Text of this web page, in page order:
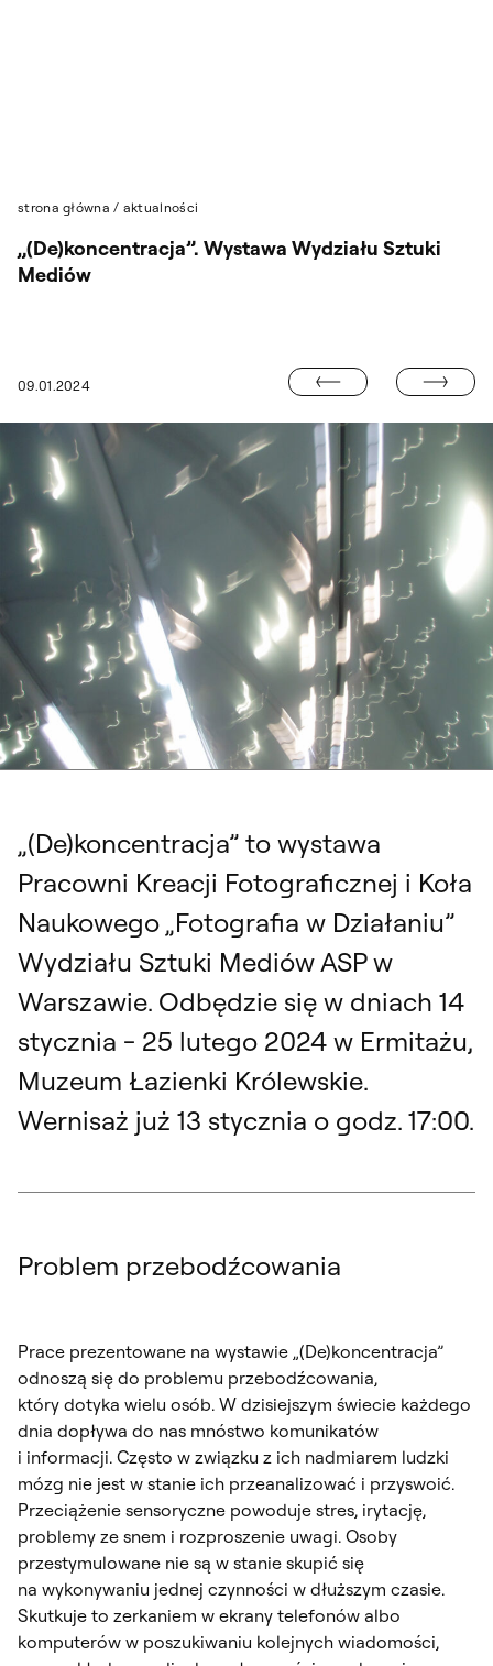
strona główna / aktualności
09.01.2024
„(De)koncentracja”. Wystawa Wydziału Sztuki
Mediów
NASZEJ PAMIĘCI” / „THE LANDSCAPE OF OUR MEMORY”
WYSTAWA
„(De)koncentracja”. Wystawa Wydziału Sztuki Mediów, 19 stycznia - 25
lutego 2024
„(De)koncentracja” to wystawa
Pracowni Kreacji Fotograficznej i Koła
Naukowego „Fotografia w Działaniu”
Wydziału Sztuki Mediów ASP w
Warszawie. Odbędzie się w dniach 14
stycznia - 25 lutego 2024 w Ermitażu,
Muzeum Łazienki Królewskie.
Wernisaż już 13 stycznia o godz. 17:00.
Problem przebodźcowania
Prace prezentowane na wystawie „(De)koncentracja”
odnoszą się do problemu przebodźcowania,
który dotyka wielu osób. W dzisiejszym świecie każdego
dnia dopływa do nas mnóstwo komunikatów
i informacji. Często w związku z ich nadmiarem ludzki
mózg nie jest w stanie ich przeanalizować i przyswoić.
Przeciążenie sensoryczne powoduje stres, irytację,
problemy ze snem i rozproszenie uwagi. Osoby
przestymulowane nie są w stanie skupić się
na wykonywaniu jednej czynności w dłuższym czasie.
Skutkuje to zerkaniem w ekrany telefonów albo
komputerów w poszukiwaniu kolejnych wiadomości,